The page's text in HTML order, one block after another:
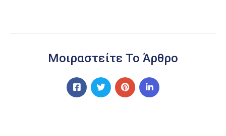
Μοιραστείτε Το Άρθρο